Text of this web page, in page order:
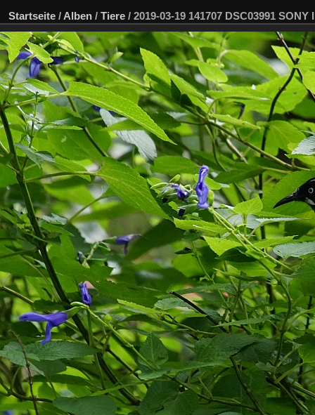
Startseite / Alben / Tiere / 2019-03-19 141707 DSC03991 SONY